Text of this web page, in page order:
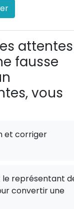
attentes
fausse
vous
et corriger
représentant
convertir une